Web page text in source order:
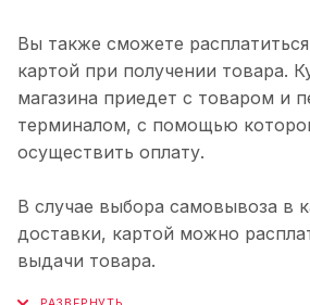
Вы также сможете
картой при получении товара.
магазина приедет с товаром и
терминалом, с помощью
осуществить оплату.
В случае выбора самовывоза в
доставки, картой можно
выдачи товара.